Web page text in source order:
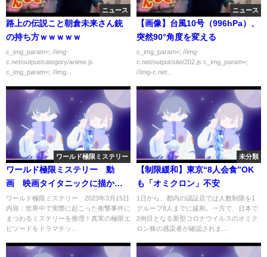
ニュース
路上の伝説こと朝倉未来さん銃
の持ち方ｗｗｗｗｗ
c_img_param=; //img-
c.net/output/category/anime.js
c_img_param=; //img...
ニュース
【画像】台風10号（996hPa）、
突然90°角度を変える
c_img_param=; //img-
c.net/output/site/202.js c_img_param=;
//img-c.net...
ワールド極限ミステリー
ワールド極限ミステリー 動
画 映画タイタニックに描かれ
ていないラブストーリー 3月15
日
ワールド極限ミステリー 2023年3月15日
内容：世界中で実際に起こった衝撃事件に
まつわるミステリーを推理！真実の極限エ
ピソードをドラマチッ...
未分類
【制限緩和】東京“8人会食”OK
も「オミクロン」不安
1日から、都内の認証店では人数制限を1
グループ8人までに緩和。一方で、日本で
2例目となる新型コロナウイルスのオミク
ロン株の感染者が確認されま...